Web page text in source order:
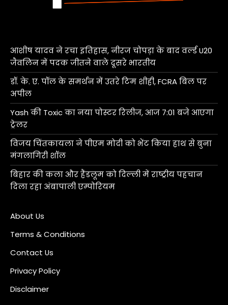
आशीष यादव ने रचा इतिहास, नीरज चोपड़ा के बाद वर्ल्ड U20
जैवलिन में पदक जीतने वाले दूसरे भारतीय
डॉ. के. ए. पॉल के समर्थन में उतरे टिम शीही, FCRA बिल पर
अपील
Yash की Toxic का नया पोस्टर रिलीज, आज 7:01 बजे आएगा
ट्रेलर
विजय चिंतकायला ने पीएम मोदी को भेंट किया हाथ से बुना
मंगलागिरी शॉल
बिहार की कला और हैंडलूम को दिल्ली में राष्ट्रीय पहचान
दिला रहा अंबापाली एम्पोरियम
About Us
Terms & Conditions
Contact Us
Privacy Policy
Disclaimer